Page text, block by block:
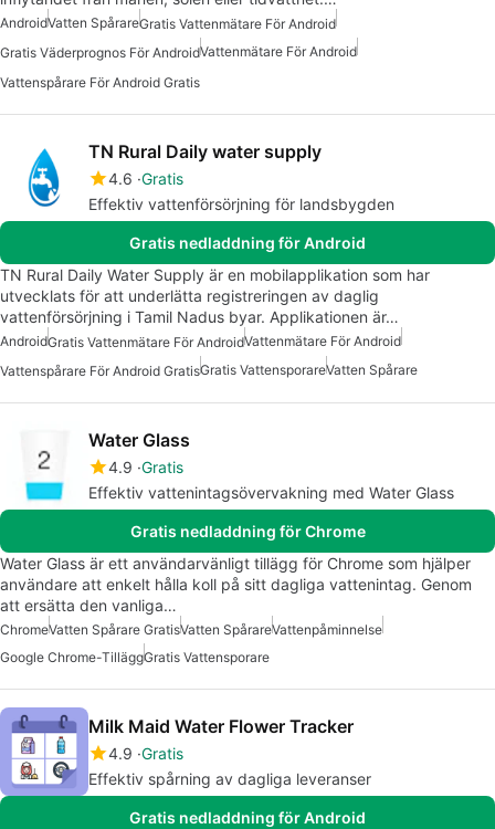
AndroidVatten SpårareGratis Vattenmätare För Android
Gratis Väderprognos För AndroidVattenmätare För Android
Vattenspårare För Android Gratis
TN Rural Daily water supply
4.6 Gratis
Effektiv vattenförsörjning för landsbygden
Gratis nedladdning för Android
TN Rural Daily Water Supply är en mobilapplikation som har
utvecklats för att underlätta registreringen av daglig
vattenförsörjning i Tamil Nadus byar. Applikationen är…
AndroidGratis Vattenmätare För AndroidVattenmätare För Android
Vattenspårare För Android GratisGratis VattensporareVatten Spårare
Water Glass
4.9 Gratis
Effektiv vattenintagsövervakning med Water Glass
Gratis nedladdning för Chrome
Water Glass är ett användarvänligt tillägg för Chrome som hjälper
användare att enkelt hålla koll på sitt dagliga vattenintag. Genom
att ersätta den vanliga…
ChromeVatten Spårare GratisVatten SpårareVattenpåminnelse
Google Chrome-TilläggGratis Vattensporare
Milk Maid Water Flower Tracker
4.9 Gratis
Effektiv spårning av dagliga leveranser
Gratis nedladdning för Android